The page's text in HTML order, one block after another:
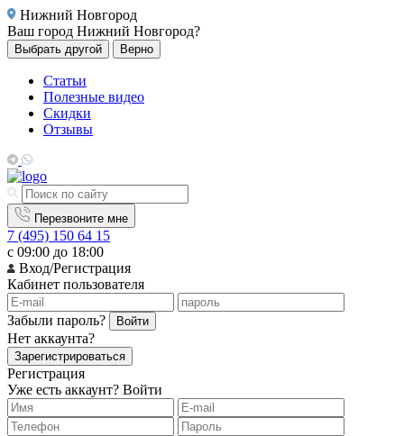
Нижний Новгород
Ваш город Нижний Новгород?
Выбрать другой Верно
Статьи
Полезные видео
Скидки
Отзывы
Перезвоните мне
7 (495) 150 64 15
с 09:00 до 18:00
Вход/Регистрация
Кабинет пользователя
Забыли пароль? Войти
Нет аккаунта?
Зарегистрироваться
Регистрация
Уже есть аккаунт? Войти